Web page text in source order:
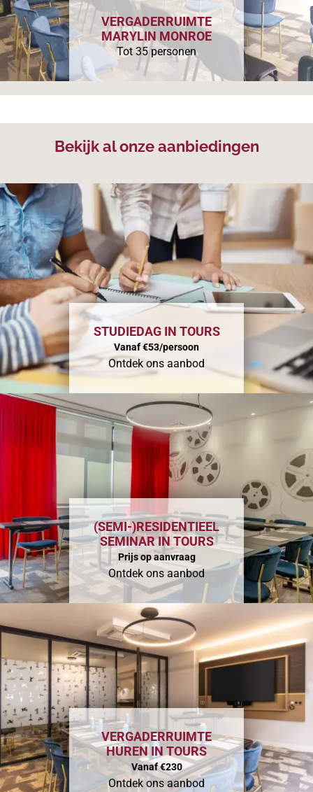
VERGADERRUIMTE
MARYLIN MONROE
Tot 35 personen
Bekijk al onze aanbiedingen
STUDIEDAG IN TOURS
Vanaf €53/persoon
Ontdek ons aanbod
(SEMI-)RESIDENTIEEL
SEMINAR IN TOURS
Prijs op aanvraag
Ontdek ons aanbod
VERGADERRUIMTE
HUREN IN TOURS
Vanaf €230
Ontdek ons aanbod